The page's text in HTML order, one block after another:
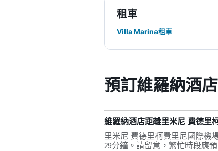
租車
Villa Marina租車
預訂維羅納酒
維羅納酒店距離里米尼 費德里
里米尼 費德里柯費里尼國際機
29分鐘。請留意，繁忙時段應